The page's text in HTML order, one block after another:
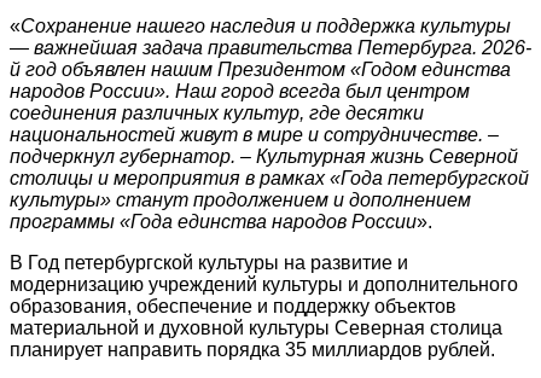
«Сохранение нашего наследия и поддержка культуры
— важнейшая задача правительства Петербурга. 2026-
й год объявлен нашим Президентом «Годом единства
народов России». Наш город всегда был центром
соединения различных культур, где десятки
национальностей живут в мире и сотрудничестве. –
подчеркнул губернатор. – Культурная жизнь Северной
столицы и мероприятия в рамках «Года петербургской
культуры» станут продолжением и дополнением
программы «Года единства народов России».
В Год петербургской культуры на развитие и
модернизацию учреждений культуры и дополнительного
образования, обеспечение и поддержку объектов
материальной и духовной культуры Северная столица
планирует направить порядка 35 миллиардов рублей.